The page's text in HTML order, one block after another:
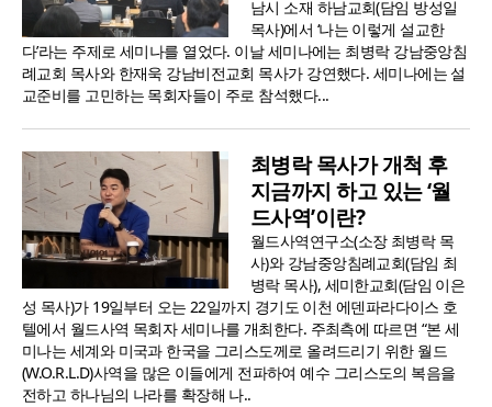
남시 소재 하남교회(담임 방성일
목사)에서 ‘나는 이렇게 설교한
다’라는 주제로 세미나를 열었다. 이날 세미나에는 최병락 강남중앙침
례교회 목사와 한재욱 강남비전교회 목사가 강연했다. 세미나에는 설
교준비를 고민하는 목회자들이 주로 참석했다...
최병락 목사가 개척 후
지금까지 하고 있는 ‘월
드사역’이란?
월드사역연구소(소장 최병락 목
사)와 강남중앙침례교회(담임 최
병락 목사), 세미한교회(담임 이은
성 목사)가 19일부터 오는 22일까지 경기도 이천 에덴파라다이스 호
텔에서 월드사역 목회자 세미나를 개최한다. 주최측에 따르면 “본 세
미나는 세계와 미국과 한국을 그리스도께로 올려드리기 위한 월드
(W.O.R.L.D)사역을 많은 이들에게 전파하여 예수 그리스도의 복음을
전하고 하나님의 나라를 확장해 나..